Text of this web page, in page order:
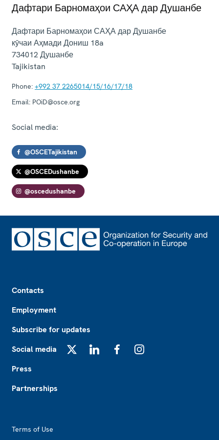
Дафтари Барномаҳои САҲА дар Душанбе
Дафтари Барномаҳои САҲА дар Душанбе
кӯчаи Аҳмади Дониш 18a
734012Душанбе
Tajikistan
Phone: +992 37 2265014/15/16/17/18
Email: POiD@osce.org
Social media:
@OSCETajikistan
@OSCEDushanbe
@oscedushanbe
Contacts
Employment
Subscribe for updates
Social media
Press
Partnerships
Terms of Use